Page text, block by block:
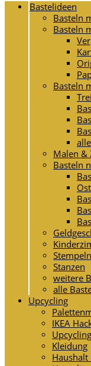
Bastelideen
Basteln
Basteln
Basteln
Malen &
Basteln
Stanzen
weitere
alle
Upcycling
IKEA
Kleidung
Haushalt